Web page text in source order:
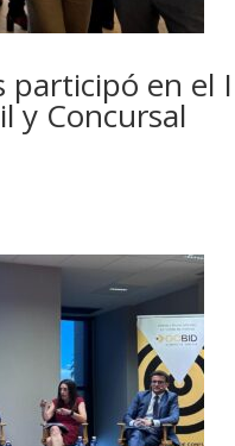
en el
y Concursal